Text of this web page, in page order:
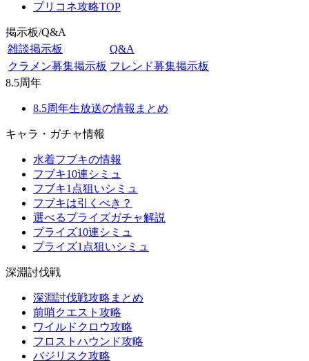
プリコネ攻略TOP
掲示板/Q&A
雑談掲示板
Q&A
クラメン募集掲示板 フレンド募集掲示板
8.5周年
8.5周年生放送の情報まとめ
キャラ・ガチャ情報
水着フブキの情報
フブキ10連シミュ
フブキ1点狙いシミュ
フブキは引くべき？
選べるプライズガチャ解説
プライズ10連シミュ
プライズ1点狙いシミュ
深淵討伐戦
深淵討伐戦攻略まとめ
前哨クエスト攻略
ワイルドクロウ攻略
フロストハウンド攻略
バジリスク攻略